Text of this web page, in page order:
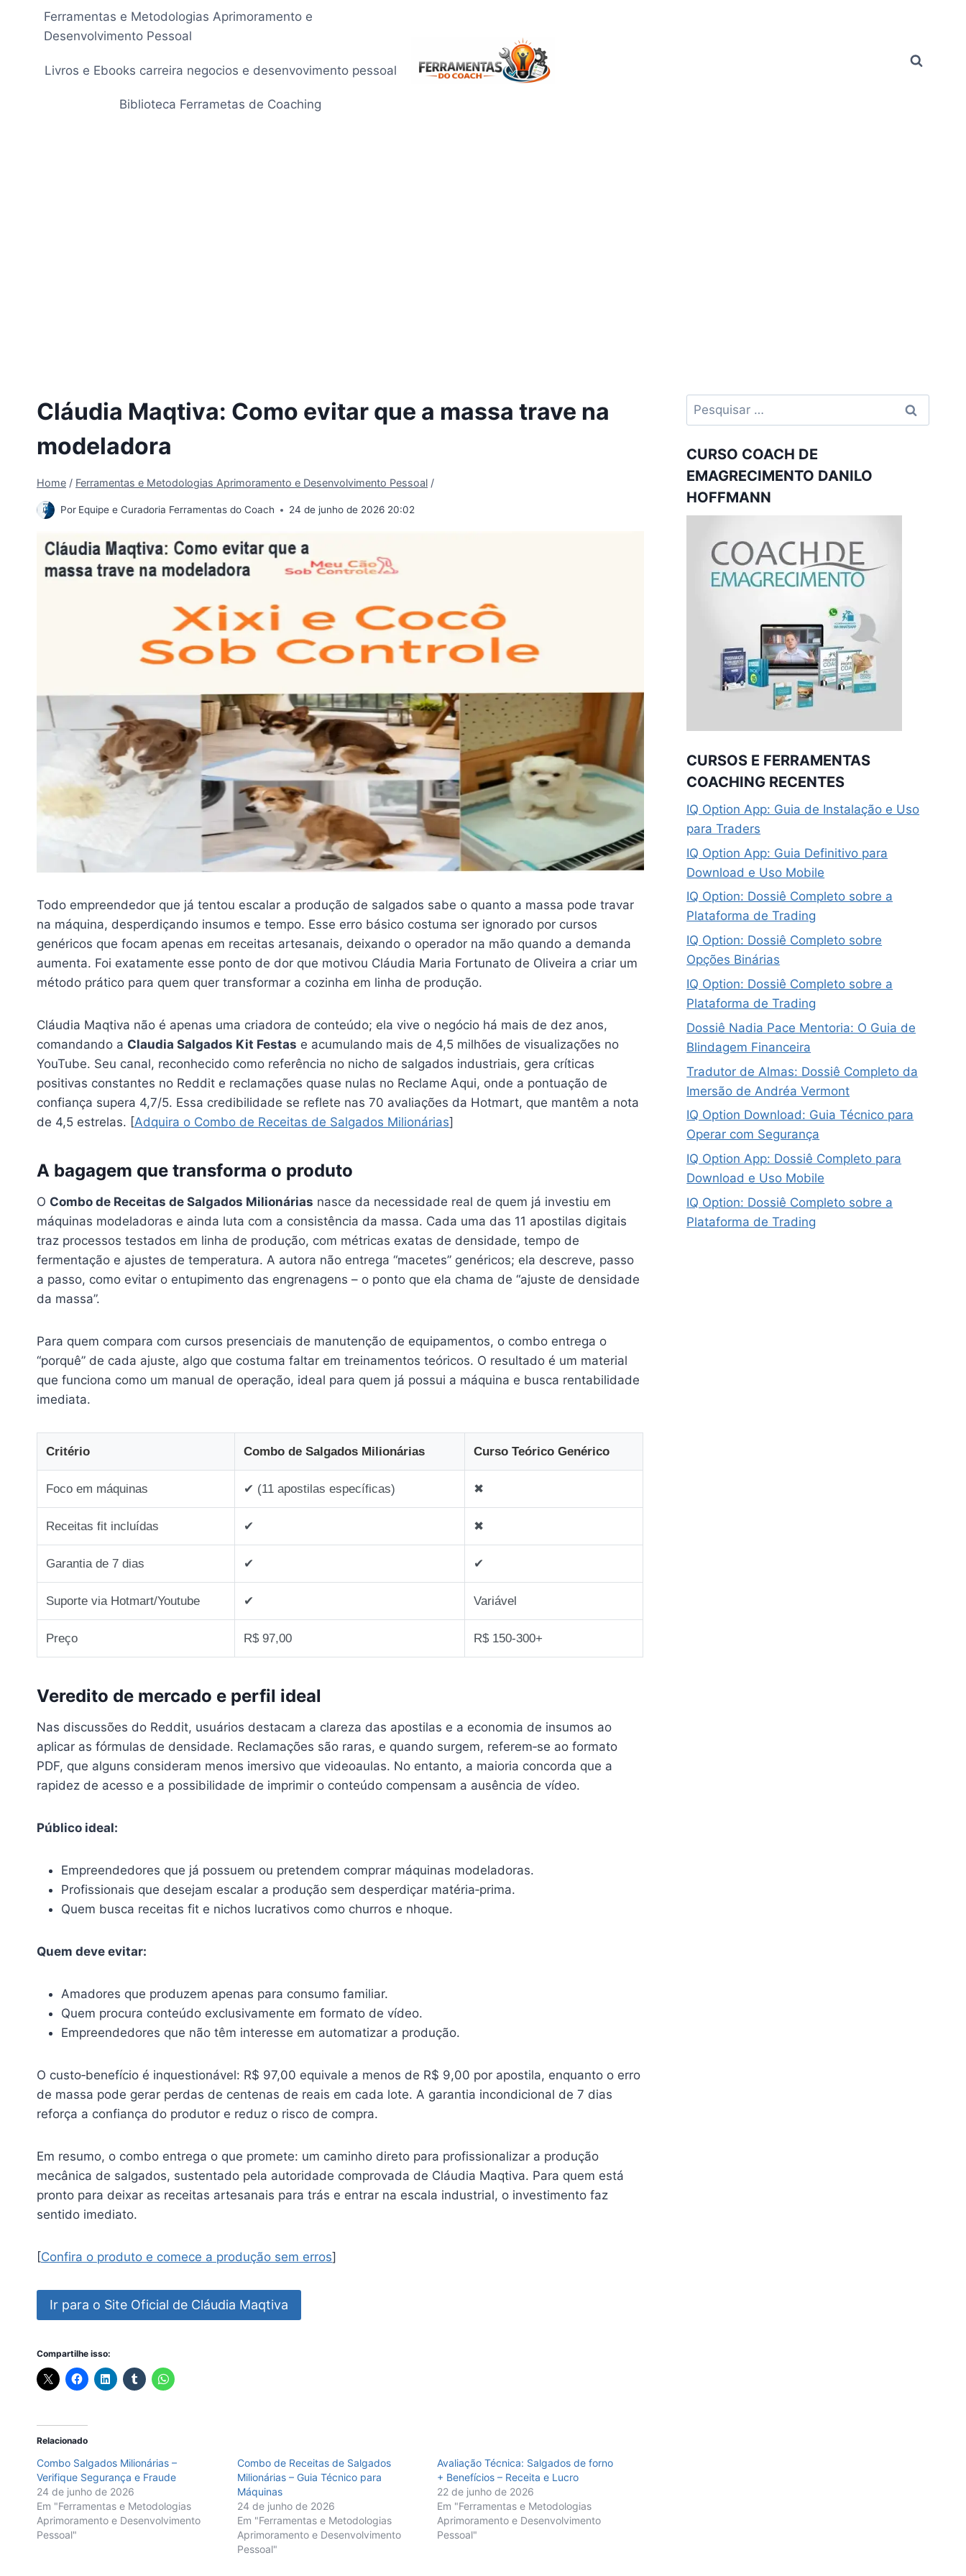
Conteúdo
Ferramentas e Metodologias Aprimoramento e
Desenvolvimento Pessoal
Livros e Ebooks carreira negocios e desenvovimento pessoal
Biblioteca Ferrametas de Coaching
Cláudia Maqtiva: Como evitar que a massa trave na
modeladora
Home / Ferramentas e Metodologias Aprimoramento e Desenvolvimento Pessoal /
Por Equipe e Curadoria Ferramentas do Coach 24 de junho de 2026 20:02
Todo empreendedor que já tentou escalar a produção de salgados sabe o quanto a massa pode travar
na máquina, desperdiçando insumos e tempo. Esse erro básico costuma ser ignorado por cursos
genéricos que focam apenas em receitas artesanais, deixando o operador na mão quando a demanda
aumenta. Foi exatamente esse ponto de dor que motivou Cláudia Maria Fortunato de Oliveira a criar um
método prático para quem quer transformar a cozinha em linha de produção.
Cláudia Maqtiva não é apenas uma criadora de conteúdo; ela vive o negócio há mais de dez anos,
comandando a Claudia Salgados Kit Festas e acumulando mais de 4,5 milhões de visualizações no
YouTube. Seu canal, reconhecido como referência no nicho de salgados industriais, gera críticas
positivas constantes no Reddit e reclamações quase nulas no Reclame Aqui, onde a pontuação de
confiança supera 4,7/5. Essa credibilidade se reflete nas 70 avaliações da Hotmart, que mantêm a nota
de 4,5 estrelas. [Adquira o Combo de Receitas de Salgados Milionárias]
A bagagem que transforma o produto
O Combo de Receitas de Salgados Milionárias nasce da necessidade real de quem já investiu em
máquinas modeladoras e ainda luta com a consistência da massa. Cada uma das 11 apostilas digitais
traz processos testados em linha de produção, com métricas exatas de densidade, tempo de
fermentação e ajustes de temperatura. A autora não entrega “macetes” genéricos; ela descreve, passo
a passo, como evitar o entupimento das engrenagens – o ponto que ela chama de “ajuste de densidade
da massa”.
Para quem compara com cursos presenciais de manutenção de equipamentos, o combo entrega o
“porquê” de cada ajuste, algo que costuma faltar em treinamentos teóricos. O resultado é um material
que funciona como um manual de operação, ideal para quem já possui a máquina e busca rentabilidade
imediata.
Critério Combo de Salgados Milionárias Curso Teórico Genérico
Foco em máquinas ✔︎ (11 apostilas específicas) ✖︎
Receitas fit incluídas ✔︎ ✖︎
Garantia de 7 dias ✔︎ ✔︎
Suporte via Hotmart/Youtube ✔︎ Variável
Preço R$ 97,00 R$ 150‑300+
Veredito de mercado e perfil ideal
Nas discussões do Reddit, usuários destacam a clareza das apostilas e a economia de insumos ao
aplicar as fórmulas de densidade. Reclamações são raras, e quando surgem, referem‑se ao formato
PDF, que alguns consideram menos imersivo que videoaulas. No entanto, a maioria concorda que a
rapidez de acesso e a possibilidade de imprimir o conteúdo compensam a ausência de vídeo.
Público ideal:
Empreendedores que já possuem ou pretendem comprar máquinas modeladoras.
Profissionais que desejam escalar a produção sem desperdiçar matéria‑prima.
Quem busca receitas fit e nichos lucrativos como churros e nhoque.
Quem deve evitar:
Amadores que produzem apenas para consumo familiar.
Quem procura conteúdo exclusivamente em formato de vídeo.
Empreendedores que não têm interesse em automatizar a produção.
O custo‑benefício é inquestionável: R$ 97,00 equivale a menos de R$ 9,00 por apostila, enquanto o erro
de massa pode gerar perdas de centenas de reais em cada lote. A garantia incondicional de 7 dias
reforça a confiança do produtor e reduz o risco de compra.
Em resumo, o combo entrega o que promete: um caminho direto para profissionalizar a produção
mecânica de salgados, sustentado pela autoridade comprovada de Cláudia Maqtiva. Para quem está
pronto para deixar as receitas artesanais para trás e entrar na escala industrial, o investimento faz
sentido imediato.
[Confira o produto e comece a produção sem erros]
Ir para o Site Oficial de Cláudia Maqtiva
Compartilhe isso:
Relacionado
Combo Salgados Milionárias –
Verifique Segurança e Fraude
24 de junho de 2026
Em "Ferramentas e Metodologias
Aprimoramento e Desenvolvimento
Pessoal"
Combo de Receitas de Salgados
Milionárias – Guia Técnico para
Máquinas
24 de junho de 2026
Em "Ferramentas e Metodologias
Aprimoramento e Desenvolvimento
Pessoal"
Avaliação Técnica: Salgados de forno
+ Benefícios – Receita e Lucro
22 de junho de 2026
Em "Ferramentas e Metodologias
Aprimoramento e Desenvolvimento
Pessoal"
Pesquisar
por:
CURSO COACH DE
EMAGRECIMENTO DANILO
HOFFMANN
CURSOS E FERRAMENTAS
COACHING RECENTES
IQ Option App: Guia de Instalação e Uso
para Traders
IQ Option App: Guia Definitivo para
Download e Uso Mobile
IQ Option: Dossiê Completo sobre a
Plataforma de Trading
IQ Option: Dossiê Completo sobre
Opções Binárias
IQ Option: Dossiê Completo sobre a
Plataforma de Trading
Dossiê Nadia Pace Mentoria: O Guia de
Blindagem Financeira
Tradutor de Almas: Dossiê Completo da
Imersão de Andréa Vermont
IQ Option Download: Guia Técnico para
Operar com Segurança
IQ Option App: Dossiê Completo para
Download e Uso Mobile
IQ Option: Dossiê Completo sobre a
Plataforma de Trading